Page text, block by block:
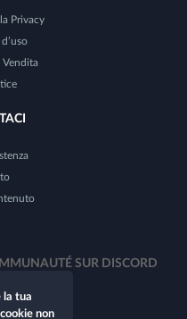
Privacy
SUR DISCORD
la tua
non